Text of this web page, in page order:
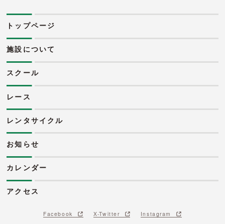
トップページ
施設について
スクール
レース
レンタサイクル
お知らせ
カレンダー
アクセス
Facebook X-Twitter Instagram